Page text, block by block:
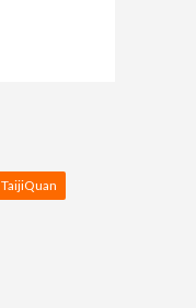
TaijiQuan